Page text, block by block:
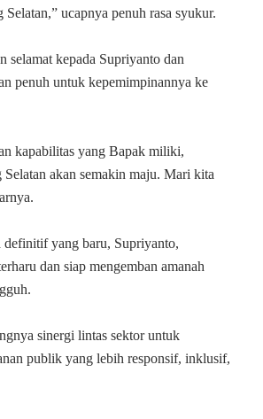
ucapnya penuh rasa syukur.
selamat kepada Supriyanto dan
penuh untuk kepemimpinannya ke
kapabilitas yang Bapak miliki,
akan semakin maju. Mari kita
definitif yang baru, Supriyanto,
dan siap mengemban amanah
sinergi lintas sektor untuk
publik yang lebih responsif, inklusif,